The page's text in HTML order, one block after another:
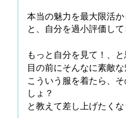
本当の魅力を最大限活
と、自分を過小評価して
もっと自分を見て！、と
目の前にそんなに素敵
こういう服を着たら、
しょ？
と教えて差し上げたくな